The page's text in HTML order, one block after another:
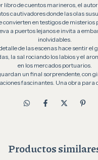
libro de cuentos marineros, el
cautivadores donde las olas
convierten en testigos de misterios
a puertos lejanos e invita a
inolvidables.
de las escenas hace sentir el
la sal rociando los labios y el
en los mercados portuarios.
un final sorprendente, con
fascinantes. Una obra para
Productos